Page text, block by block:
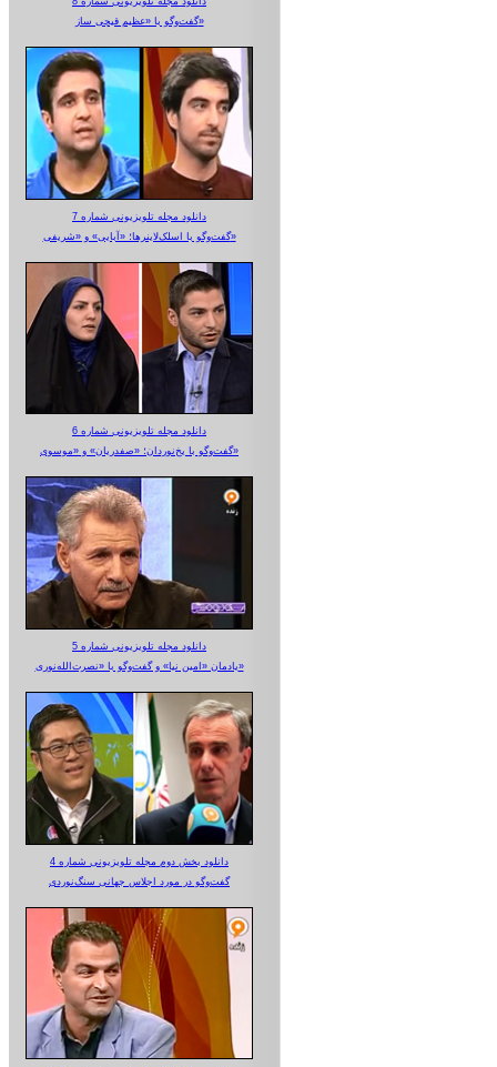
گفت‌وگو با «عظیم قیچی ساز»
دانلود مجله تلویزیونی شماره 7
گفت‌وگو با اسلک‌لاینرها؛ «آبایی» و «شریفی»
دانلود مجله تلویزیونی شماره 6
گفت‌وگو با یخ‌نوردان؛ «صفدریان» و «موسوی»
دانلود مجله تلویزیونی شماره 5
یادمان «امین نیا» و گفت‌وگو با «نصرت‌الله‌نوری»
دانلود بخش دوم مجله تلویزیونی شماره 4
گفت‌وگو در مورد اجلاس جهانی سنگ‌نوردی